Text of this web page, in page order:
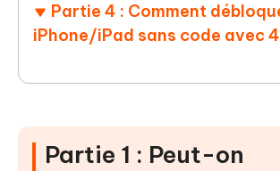
Partie 4 : Comment
iPhone/iPad sans code avec
Partie 1 : Peut-on